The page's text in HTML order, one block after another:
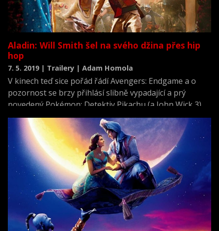
Aladin: Will Smith šel na svého džina přes hip
hop
7. 5. 2019 | Trailery | Adam Homola
V kinech teď sice pořád řádí Avengers: Endgame a o
pozornost se brzy přihlásí slibně vypadající a prý
povedený Pokémon: Detektiv Pikachu (a John Wick 3),
ale další potenciální hit dřímá v Aladinovi.